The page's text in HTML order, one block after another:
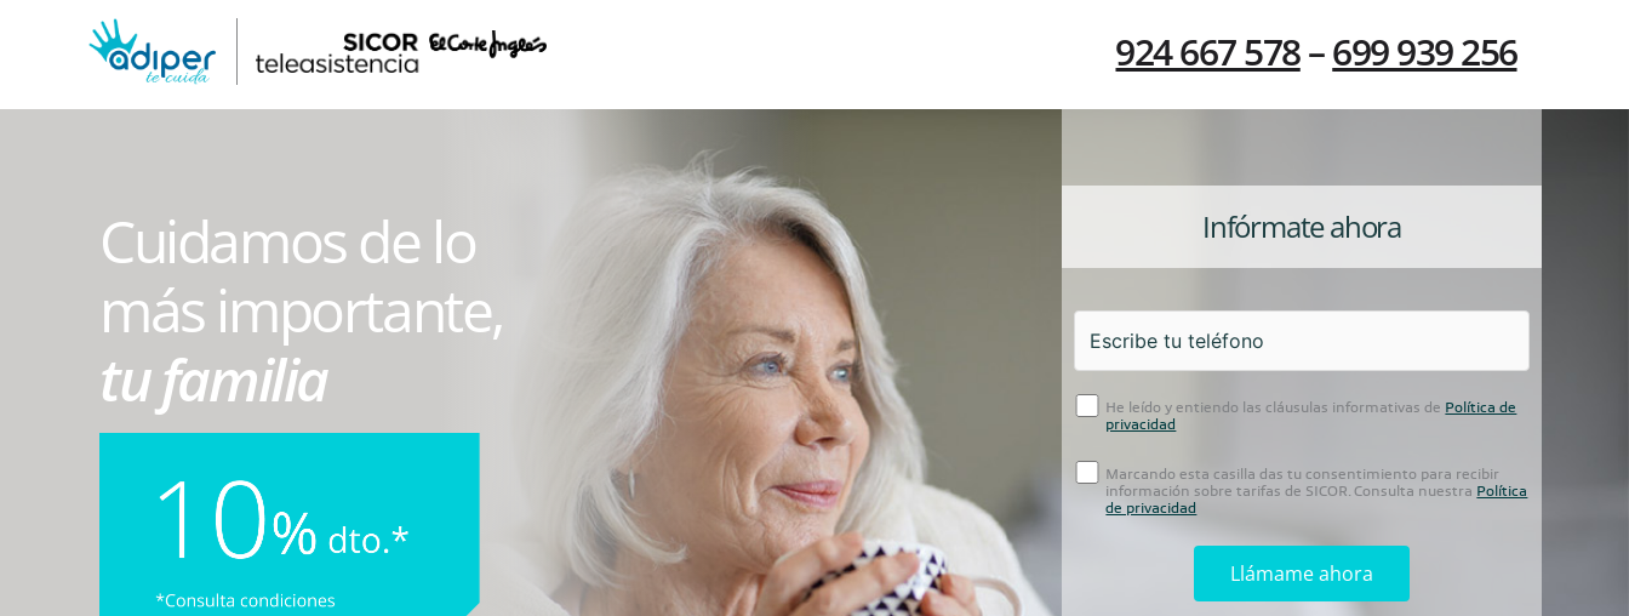
924 667 578–699 939 256
Cuidamos de lo
más importante,
tu familia
Infórmate ahora
He leído y entiendo las cláusulas informativas de Política de
privacidad
Marcando esta casilla das tu consentimiento para recibir
información sobre tarifas de SICOR. Consulta nuestra Política
de privacidad